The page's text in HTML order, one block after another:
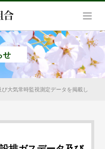
せ
大気常時監視測定データを掲載し